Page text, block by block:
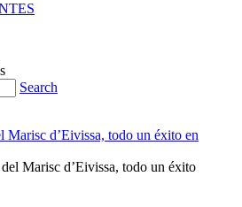
Search
Marisc d’Eivissa, todo un éxito en